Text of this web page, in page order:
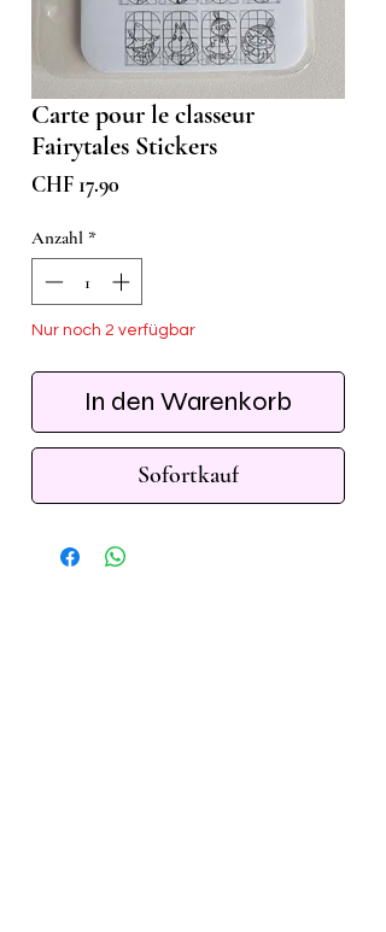
Carte pour le classeur
Fairytales Stickers
CHF 17.90
Anzahl *
Nur noch 2 verfügbar
In den Warenkorb
Sofortkauf